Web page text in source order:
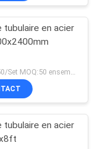
tubulaire en acier
tubulaire en acier